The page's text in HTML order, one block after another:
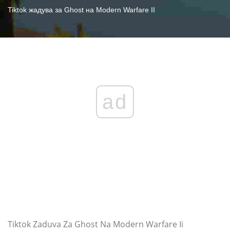
Tiktok жадува за Ghost на Modern Warfare II
ad
Tiktok Zaduva Za Ghost Na Modern Warfare Ii